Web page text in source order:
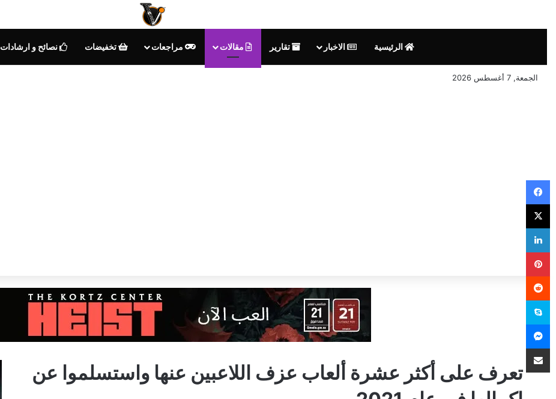
الرئيسية الاخبار تقارير مقالات مراجعات تخفيضات نصائح و ارشادات
الجمعة, 7 أغسطس 2026
تعرف على أكثر عشرة ألعاب عزف اللاعبين عنها واستسلموا عن
فيسبوك
‫X
لينكدإن
بينتيريست
سكايب
ماسنجر
مشاركة عبر البريد